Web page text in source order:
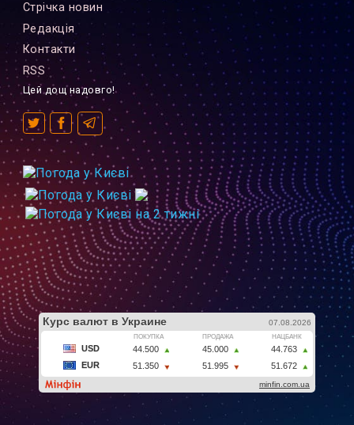
Стрiчка новин
Редакцiя
Контакти
RSS
Цей дощ надовго!